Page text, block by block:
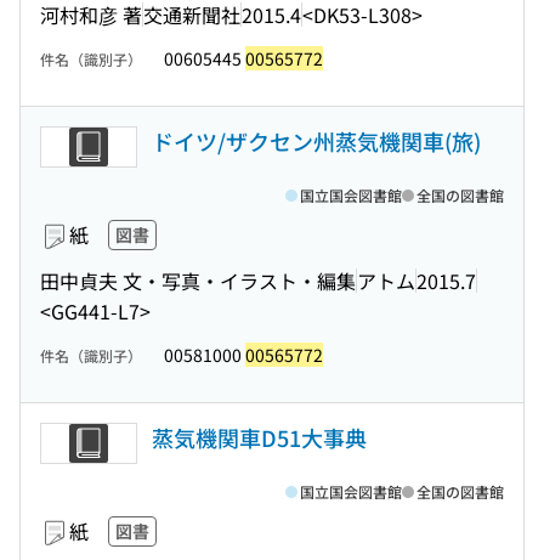
河村和彦 著交通新聞社2015.4<DK53-L308>
件名（識別子） 00605445 00565772
ドイツ/ザクセン州蒸気機関車(旅)
紙 図書
田中貞夫 文・写真・イラスト・編集アトム2015.7
<GG441-L7>
国立国会図書館 全国の図書館
件名（識別子） 00581000 00565772
蒸気機関車D51大事典
紙 図書
国立国会図書館 全国の図書館